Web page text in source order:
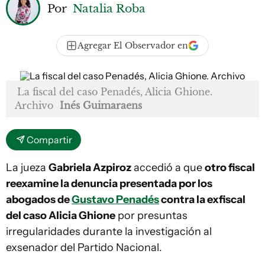
Por Natalia Roba
Agregar El Observador en
La fiscal del caso Penadés, Alicia Ghione.
Archivo Inés Guimaraens
Compartir
La jueza Gabriela Azpirozaccedió a queotro fiscal
reexamine la denuncia presentada por los
abogados deGustavo Penadéscontra la exfiscal
del caso Alicia Ghione por presuntas
irregularidades durante la investigación al
exsenador del Partido Nacional.